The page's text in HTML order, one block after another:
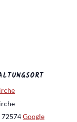
72574Google